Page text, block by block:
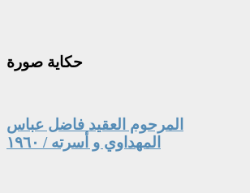
حكاية صورة
المرحوم العقيد فاضل عباس
المهداوي و أسرته / ١٩٦٠